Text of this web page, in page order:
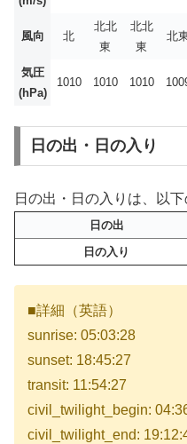
風向 北
北北
東
北北
東
北
気圧
(hPa)
1010 1010 1010
日の出・日の入り
日の出・日の入りは、以下
日の出
日の入り
■詳細（英語）
sunrise: 05:03:28
sunset: 18:45:27
transit: 11:54:27
civil_twilight_begin:
civil_twilight_end: